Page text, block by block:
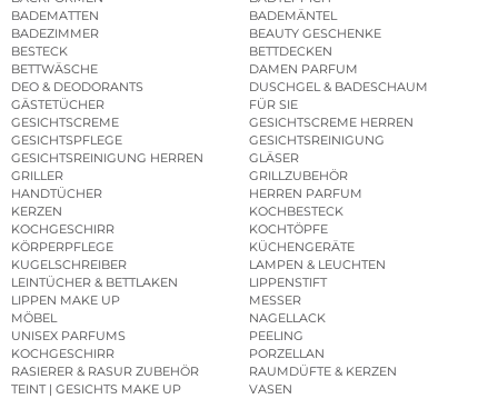
BADEMATTEN
BADEMÄNTEL
BADEZIMMER
BEAUTY GESCHENKE
BESTECK
BETTDECKEN
BETTWÄSCHE
DAMEN PARFUM
DEO & DEODORANTS
DUSCHGEL & BADESCHAUM
GÄSTETÜCHER
FÜR SIE
GESICHTSCREME
GESICHTSCREME HERREN
GESICHTSPFLEGE
GESICHTSREINIGUNG
GESICHTSREINIGUNG HERREN
GLÄSER
GRILLER
GRILLZUBEHÖR
HANDTÜCHER
HERREN PARFUM
KERZEN
KOCHBESTECK
KOCHGESCHIRR
KOCHTÖPFE
KÖRPERPFLEGE
KÜCHENGERÄTE
KUGELSCHREIBER
LAMPEN & LEUCHTEN
LEINTÜCHER & BETTLAKEN
LIPPENSTIFT
LIPPEN MAKE UP
MESSER
MÖBEL
NAGELLACK
UNISEX PARFUMS
PEELING
KOCHGESCHIRR
PORZELLAN
RASIERER & RASUR ZUBEHÖR
RAUMDÜFTE & KERZEN
TEINT | GESICHTS MAKE UP
VASEN